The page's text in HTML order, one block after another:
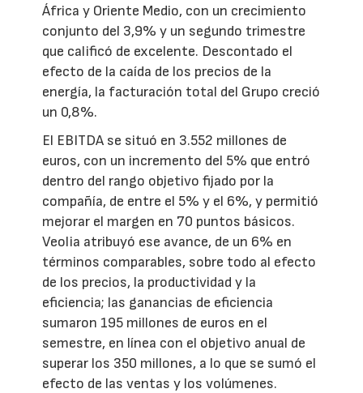
África y Oriente Medio, con un crecimiento
conjunto del 3,9% y un segundo trimestre
que calificó de excelente. Descontado el
efecto de la caída de los precios de la
energía, la facturación total del Grupo creció
un 0,8%.
El EBITDA se situó en 3.552 millones de
euros, con un incremento del 5% que entró
dentro del rango objetivo fijado por la
compañía, de entre el 5% y el 6%, y permitió
mejorar el margen en 70 puntos básicos.
Veolia atribuyó ese avance, de un 6% en
términos comparables, sobre todo al efecto
de los precios, la productividad y la
eficiencia; las ganancias de eficiencia
sumaron 195 millones de euros en el
semestre, en línea con el objetivo anual de
superar los 350 millones, a lo que se sumó el
efecto de las ventas y los volúmenes.